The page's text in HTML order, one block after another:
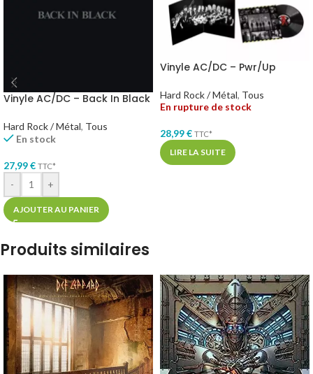
Vinyle AC/DC – Back In Black
Hard Rock / Métal, Tous
En stock
27,99€ TTC*
- +
AJOUTER AU PANIER
Vinyle AC/DC – Pwr/Up
Hard Rock / Métal, Tous
En rupture de stock
28,99€ TTC*
LIRE LA SUITE
Produits similaires